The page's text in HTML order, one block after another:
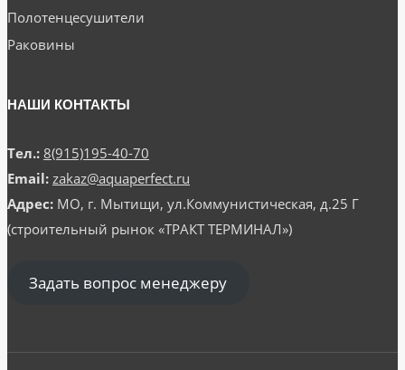
Полотенцесушители
Раковины
НАШИ КОНТАКТЫ
Тел.: 8(915)195-40-70
Email: zakaz@aquaperfect.ru
Адрес: МО, г. Мытищи, ул.Коммунистическая, д.25 Г
(строительный рынок «ТРАКТ ТЕРМИНАЛ»)
Задать вопрос менеджеру